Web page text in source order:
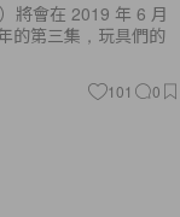
將會在 2019 年 6 月
的第三集，玩具們的
101 0